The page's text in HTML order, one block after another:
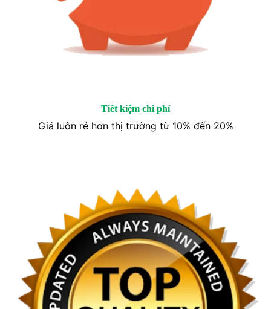
Tiết kiệm chi phí
Giá luôn rẻ hơn thị trường từ 10% đến 20%